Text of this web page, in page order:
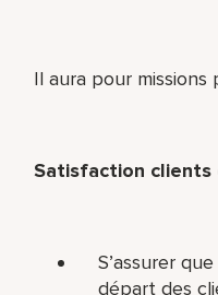
Il aura pour missions
Satisfaction
S’assurer
départ des